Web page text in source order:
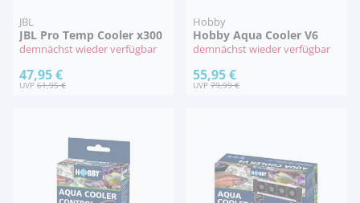
JBL
JBL Pro Temp Cooler x300
demnächst wieder verfügbar
47,95 €
UVP61,95 €
Hobby
Hobby Aqua Cooler V6
demnächst wieder verfügbar
55,95 €
UVP79,99 €